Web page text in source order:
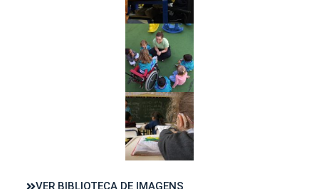
VER BIBLIOTECA DE IMAGENS